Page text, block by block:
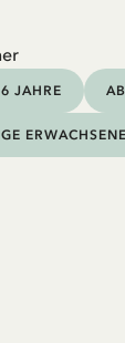
JAHRE
ERWACHSENE